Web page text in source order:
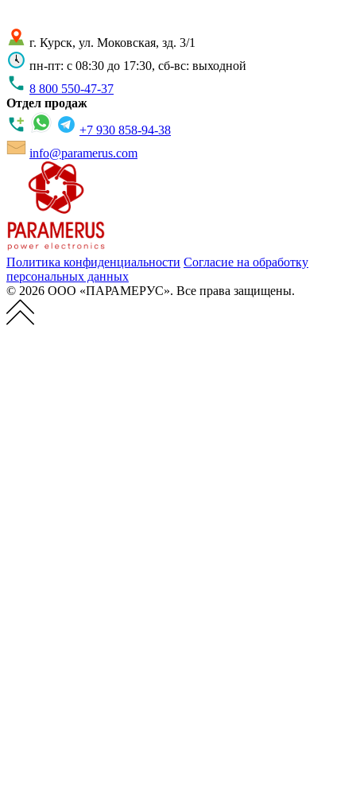
г. Курск, ул. Моковская, зд. 3/1
пн-пт: с 08:30 до 17:30, сб-вс: выходной
8 800 550-47-37
Отдел продаж
+7 930 858-94-38
info@paramerus.com
Политика конфиденциальности Согласие на обработку
персональных данных
© 2026 ООО «ПАРАМЕРУС». Все права защищены.